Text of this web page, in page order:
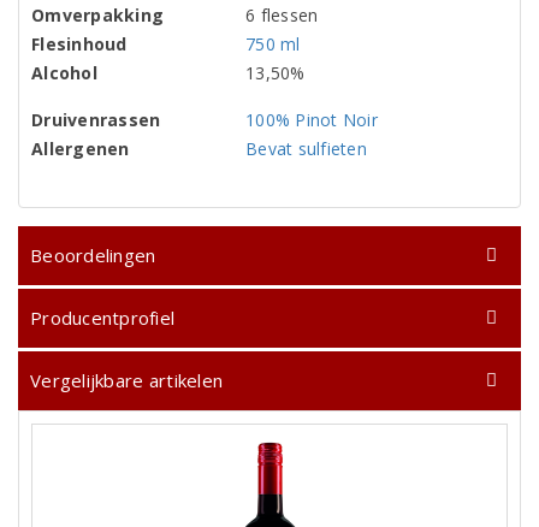
Omverpakking
6 flessen
Flesinhoud
750 ml
Alcohol
13,50%
Druivenrassen
100% Pinot Noir
Allergenen
Bevat sulfieten
Beoordelingen
Producentprofiel
Vergelijkbare artikelen